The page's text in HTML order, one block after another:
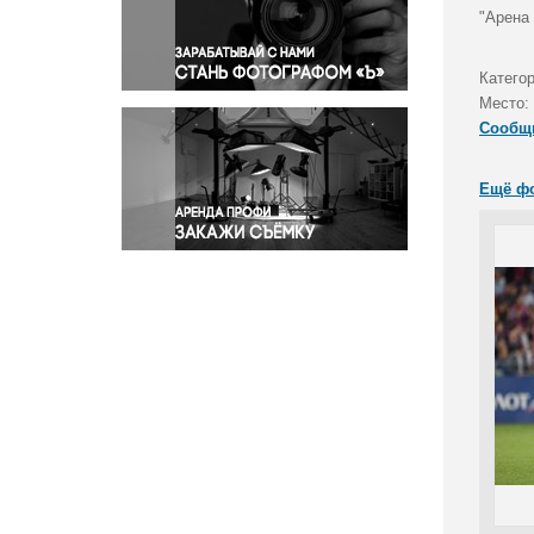
Правосудие
Происшествия и конфликты
Религия
Светская жизнь
Спорт
Экология
Экономика и бизнес
"Арена
Место:
Ещё